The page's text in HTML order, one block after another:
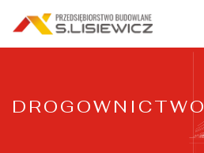
DROGOWNICTWO